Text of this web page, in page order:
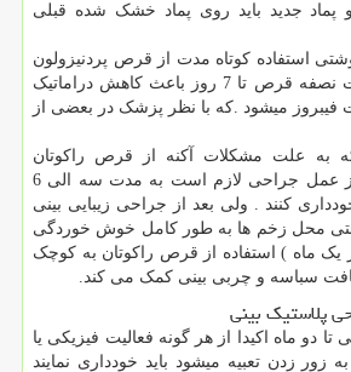
و پماد جدید باید روی پماد خشک شده قبلی
استفاده کوتاه مدت از قرص پردنیزولون
50 میلی گرم به صورت نصفه قرص تا 7 روز باعث کاهش دراماتیک
فیبروز میشود .که با نظر پزشک در بعضی از
به علت مشکلات آکنه از قرص راکوتان
استفاده مینمایند قبل از عمل جراحی لازم است به مدت سه الی 6
کنند . ولی بعد از جراحی زیبایی بینی
محل زخم ها به طور کامل خوش خوردگی
یک ماه ) استفاده از قرص راکوتان به کوچک
سباسه و چربی بینی کمک می کند.
پلاستیک بینی
تا دو ماه اکیدا از هر گونه فعالیت فیزیکی یا
زدن تعبیه میشود باید خودداری نمایند